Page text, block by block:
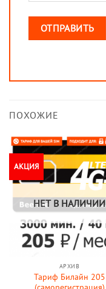
ПОХОЖИЕ
АКЦИЯ
НЕТ В НАЛИЧИИ
АРХИВ
Тариф Билайн 205